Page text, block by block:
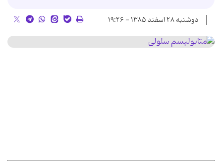
دوشنبه ۲۸ اسفند ۱۳۸۵ - ۱۹:۲۶